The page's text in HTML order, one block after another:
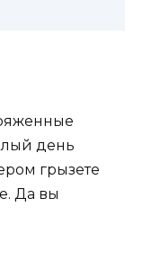
день
грызете
Да вы